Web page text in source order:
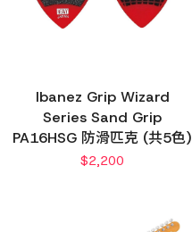
Ibanez Grip Wizard
Series Sand Grip
PA16HSG 防滑匹克 (共5色)
$2,200